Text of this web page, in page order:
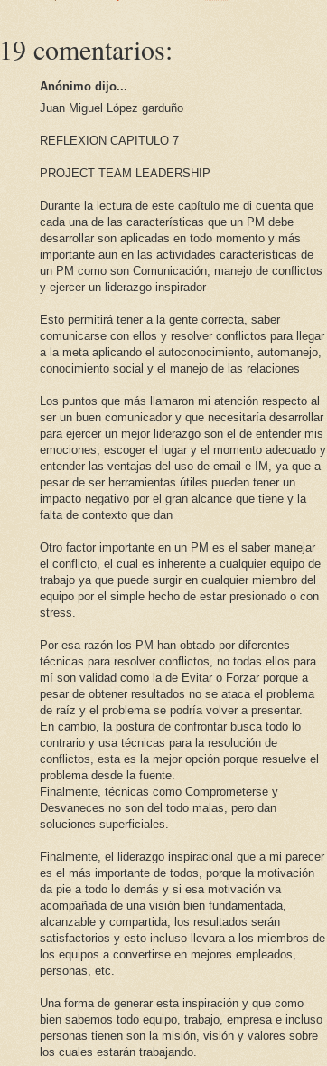
19 comentarios:
Anónimo dijo...
Juan Miguel López garduño
REFLEXION CAPITULO 7
PROJECT TEAM LEADERSHIP
Durante la lectura de este capítulo me di cuenta que
cada una de las características que un PM debe
desarrollar son aplicadas en todo momento y más
importante aun en las actividades características de
un PM como son Comunicación, manejo de conflictos
y ejercer un liderazgo inspirador
Esto permitirá tener a la gente correcta, saber
comunicarse con ellos y resolver conflictos para llegar
a la meta aplicando el autoconocimiento, automanejo,
conocimiento social y el manejo de las relaciones
Los puntos que más llamaron mi atención respecto al
ser un buen comunicador y que necesitaría desarrollar
para ejercer un mejor liderazgo son el de entender mis
emociones, escoger el lugar y el momento adecuado y
entender las ventajas del uso de email e IM, ya que a
pesar de ser herramientas útiles pueden tener un
impacto negativo por el gran alcance que tiene y la
falta de contexto que dan
Otro factor importante en un PM es el saber manejar
el conflicto, el cual es inherente a cualquier equipo de
trabajo ya que puede surgir en cualquier miembro del
equipo por el simple hecho de estar presionado o con
stress.
Por esa razón los PM han obtado por diferentes
técnicas para resolver conflictos, no todas ellos para
mí son validad como la de Evitar o Forzar porque a
pesar de obtener resultados no se ataca el problema
de raíz y el problema se podría volver a presentar.
En cambio, la postura de confrontar busca todo lo
contrario y usa técnicas para la resolución de
conflictos, esta es la mejor opción porque resuelve el
problema desde la fuente.
Finalmente, técnicas como Comprometerse y
Desvaneces no son del todo malas, pero dan
soluciones superficiales.
Finalmente, el liderazgo inspiracional que a mi parecer
es el más importante de todos, porque la motivación
da pie a todo lo demás y si esa motivación va
acompañada de una visión bien fundamentada,
alcanzable y compartida, los resultados serán
satisfactorios y esto incluso llevara a los miembros de
los equipos a convertirse en mejores empleados,
personas, etc.
Una forma de generar esta inspiración y que como
bien sabemos todo equipo, trabajo, empresa e incluso
personas tienen son la misión, visión y valores sobre
los cuales estarán trabajando.